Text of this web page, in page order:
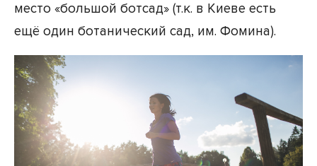
Женщинам
место «большой ботсад» (т.к. в Киеве есть
ещё один ботанический сад, им. Фомина).